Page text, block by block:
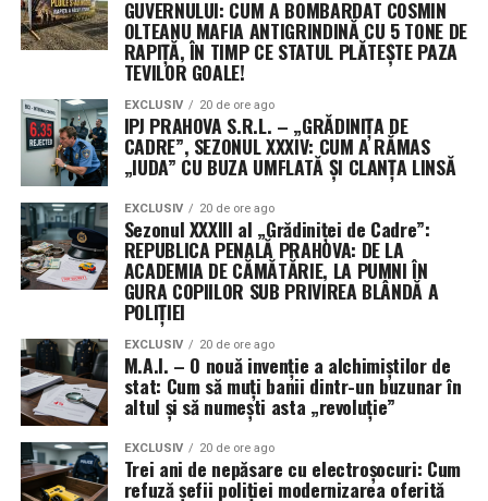
legitimitatea modului în care a fost gestionată
operațiunea.
În replică, ministrul apărării, Guido Crosetto, a respins
criticile, susținând că misiunea a fost aprobată încă din
luna martie, în cadrul unei rezoluții care permitea
redistribuirea forțelor în regiunile geografice deja
autorizate. Totuși, amploarea tehnologică și riscul
operațional par să fi depășit așteptările multor aleși de
la Roma.
Vitrină tehnologică și câmp de
antrenament împotriva Iranului
Dincolo de obiectivele strategice, misiunea din Golf are
două mize esențiale. Pe de o parte, oferă armatei italiene
ocazia rară de a acumula experiență operativă directă
împotriva tehnologiilor militare iraniene, colectând
date vitale despre apărarea antirachetă și lupta anti-
GUVERNULUI: CUM A BOMBARDAT COSMIN
OLTEANU MAFIA ANTIGRINDINĂ CU 5 TONE DE
RAPIȚĂ, ÎN TIMP CE STATUL PLĂTEȘTE PAZA
TEVILOR GOALE!
EXCLUSIV 20 de ore ago
IPJ PRAHOVA S.R.L. – „GRĂDINIȚA DE
CADRE”, SEZONUL XXXIV: CUM A RĂMAS
„IUDA” CU BUZA UMFLATĂ ȘI CLANȚA LINSĂ
EXCLUSIV 20 de ore ago
Sezonul XXXIII al „Grădiniței de Cadre”:
REPUBLICA PENALĂ PRAHOVA: DE LA
ACADEMIA DE CĂMĂTĂRIE, LA PUMNI ÎN
GURA COPIILOR SUB PRIVIREA BLÂNDĂ A
POLIȚIEI
EXCLUSIV 20 de ore ago
M.A.I. – O nouă invenție a alchimiștilor de
stat: Cum să muți banii dintr-un buzunar în
altul și să numești asta „revoluție”
EXCLUSIV 20 de ore ago
Trei ani de nepăsare cu electroșocuri: Cum
refuză șefii poliției modernizarea oferită